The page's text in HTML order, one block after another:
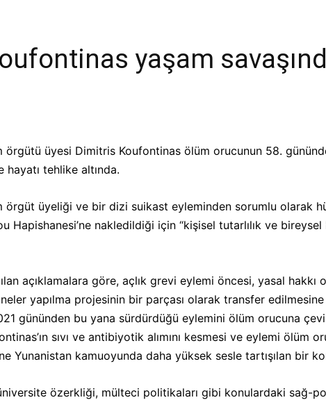
yaşam
örgütü üyesi Dimitris Koufontinas ölüm orucunun 58.
tehlike altında.
örgüt üyeliği ve bir dizi suikast eyleminden sorumlu olarak
Hapishanesi’ne nakledildiği için “kişisel tutarlılık ve
açıklamalara göre, açlık grevi eylemi öncesi, yasal
yapılma projesinin bir parçası olarak transfer edilmesine
gününden bu yana sürdürdüğü eylemini ölüm orucuna
sıvı ve antibiyotik alımını kesmesi ve eylemi ölüm
Yunanistan kamuoyunda daha yüksek sesle tartışılan bir
özerkliği, mülteci politikaları gibi konulardaki sağ-